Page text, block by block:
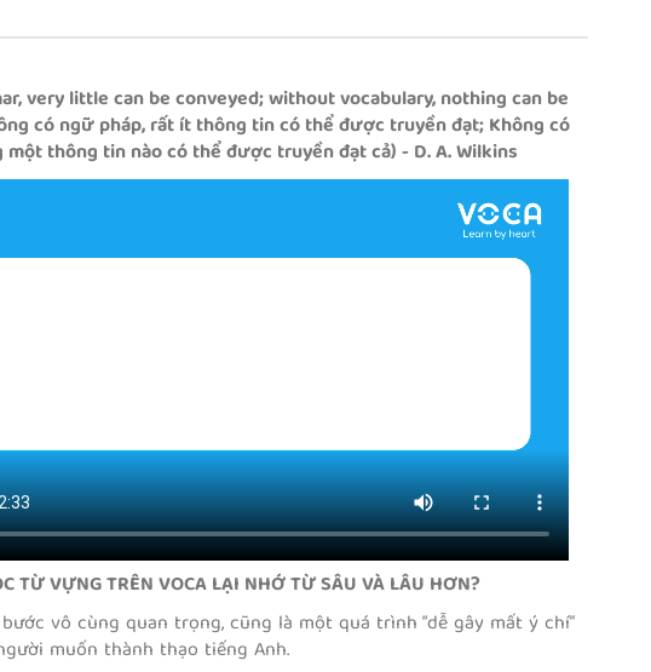
WORDS IN STORIES
(IMPROVER)
1000 Essential Words in
Stories (Improver) với 60 chủ
đề, cung cấp hơn 1100 từ vựng
trung cấp trở lên.
WORDS IN STORIES
(ADVANCED)
1000 Essential Words in
Stories (Advanced) với 60 chủ
đề, cung cấp hơn 1100 từ vựng
tiếng Anh thông dụng trong
giao tiếp. Bộ sản phẩm nhắm
đến đối tượng học tiếng Anh
nâng cao.
MOVERS
Từ vựng cho cấp độ Movers
theo chương trình Cambridge
ESOL
FLYERS
Từ vựng cho cấp độ Flyers
theo chương trình Cambridge
ESOL
very little can be conveyed; without vocabulary, nothing can be
có ngữ pháp, rất ít thông tin có thể được truyền đạt; Không có
thông tin nào có thể được truyền đạt cả) - D. A. Wilkins
TỪ VỰNG TRÊN VOCA LẠI NHỚ TỪ SÂU VÀ LÂU HƠN?
vô cùng quan trọng, cũng là một quá trình “dễ gây mất ý chí”
muốn thành thạo tiếng Anh.